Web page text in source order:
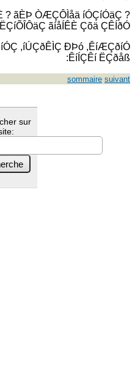
? ãÈÞ ÒÆÇÔÌåä íÓÇíÓäÇ ?
ãíåÍÊÈ Çõä ÇÊÍðÓ
,íÚÇðÊÌÇ ÐÞó ,ÊíÆÇðíÓ
:ÊíÍÇÊí ËÇðåß
sommaire suivant
sur